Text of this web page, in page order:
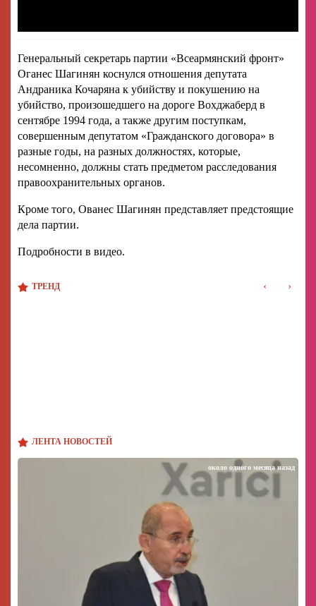
ЛЕНТА НОВОСТЕЙ
около одного месяца назад
Генеральный секретарь партии «Всеармянский фронт»
Оганес Шагинян коснулся отношения депутата
Андраника Кочаряна к убийству и покушению на
убийство, произошедшего на дороге Вохджаберд в
сентябре 1994 года, а также другим поступкам,
совершенным депутатом «Гражданского договора» в
разные годы, на разных должностях, которые,
несомненно, должны стать предметом расследования
правоохранительных органов.
Кроме того, Ованес Шагинян представляет предстоящие
дела партии.
Подробности в видео.
ТРЕНД ‹ ›